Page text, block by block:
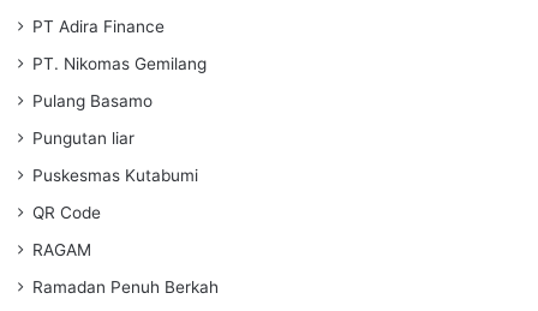
PT Adira Finance
PT. Nikomas Gemilang
Pulang Basamo
Pungutan liar
Puskesmas Kutabumi
QR Code
RAGAM
Ramadan Penuh Berkah